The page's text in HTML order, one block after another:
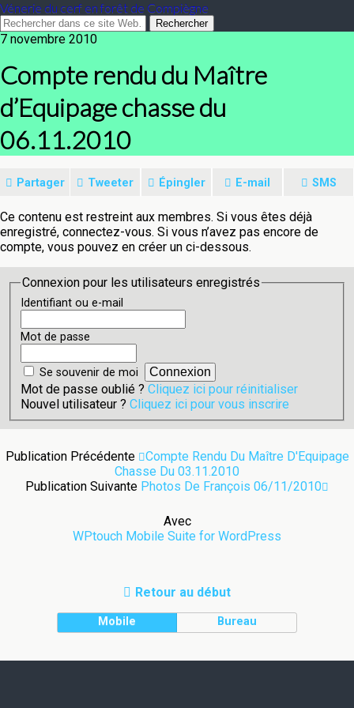
Vénerie du cerf en forêt de Compiègne
7 novembre 2010
Compte rendu du Maître
d’Equipage chasse du
06.11.2010
Partager Tweeter Épingler E-mail SMS
Ce contenu est restreint aux membres. Si vous êtes déjà
enregistré, connectez-vous. Si vous n’avez pas encore de
compte, vous pouvez en créer un ci-dessous.
Connexion pour les utilisateurs enregistrés
Identifiant ou e-mail
Mot de passe
Se souvenir de moi
Mot de passe oublié ? Cliquez ici pour réinitialiser
Nouvel utilisateur ? Cliquez ici pour vous inscrire
Publication Précédente
Compte Rendu Du Maître D'Equipage
Chasse Du 03.11.2010
Publication Suivante Photos De François 06/11/2010
Avec
WPtouch Mobile Suite for WordPress
Retour au début
Mobile Bureau